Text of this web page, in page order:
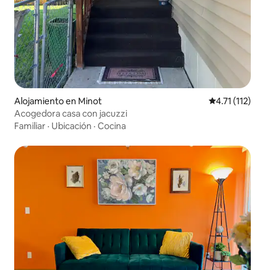
Alojamiento en Minot Calificación
4.71 (112)
Acogedora casa con jacuzzi
Familiar · Ubicación · Cocina